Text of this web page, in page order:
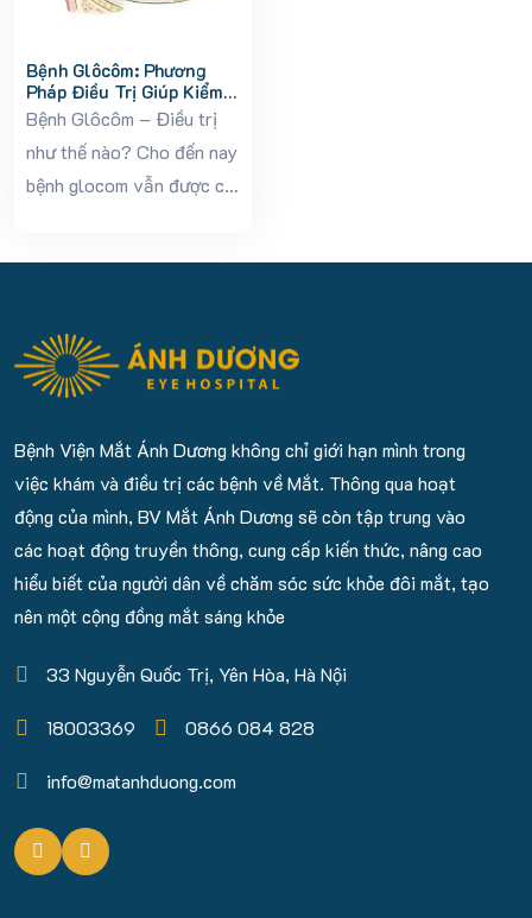
Bệnh Glôcôm: Phương
Pháp Điều Trị Giúp Kiểm
Soát Nhãn Áp Và Bảo Vệ
Thị Lực
Bệnh Glôcôm – Điều trị
như thế nào? Cho đến nay
bệnh glocom vẫn được coi
dẫn đến...
Bệnh Viện Mắt Ánh Dương không chỉ giới hạn mình trong
việc khám và điều trị các bệnh về Mắt. Thông qua hoạt
động của mình, BV Mắt Ánh Dương sẽ còn tập trung vào
các hoạt động truyền thông, cung cấp kiến thức, nâng cao
hiểu biết của người dân về chăm sóc sức khỏe đôi mắt, tạo
nên một cộng đồng mắt sáng khỏe
33 Nguyễn Quốc Trị, Yên Hòa, Hà Nội
18003369 0866 084 828
info@matanhduong.com